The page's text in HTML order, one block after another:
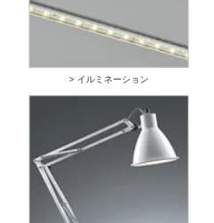
> イルミネーション